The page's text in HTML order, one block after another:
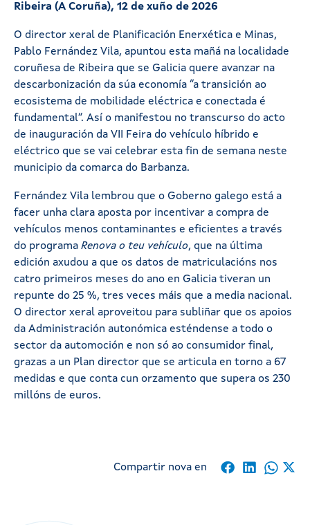
Ribeira (A Coruña), 12 de xuño de 2026
O director xeral de Planificación Enerxética e Minas,
Pablo Fernández Vila, apuntou esta mañá na localidade
coruñesa de Ribeira que se Galicia quere avanzar na
descarbonización da súa economía “a transición ao
ecosistema de mobilidade eléctrica e conectada é
fundamental”. Así o manifestou no transcurso do acto
de inauguración da VII Feira do vehículo híbrido e
eléctrico que se vai celebrar esta fin de semana neste
municipio da comarca do Barbanza.
Fernández Vila lembrou que o Goberno galego está a
facer unha clara aposta por incentivar a compra de
vehículos menos contaminantes e eficientes a través
do programa Renova o teu vehículo, que na última
edición axudou a que os datos de matriculacións nos
catro primeiros meses do ano en Galicia tiveran un
repunte do 25 %, tres veces máis que a media nacional.
O director xeral aproveitou para subliñar que os apoios
da Administración autonómica esténdense a todo o
sector da automoción e non só ao consumidor final,
grazas a un Plan director que se articula en torno a 67
medidas e que conta cun orzamento que supera os 230
millóns de euros.
Compartir nova en